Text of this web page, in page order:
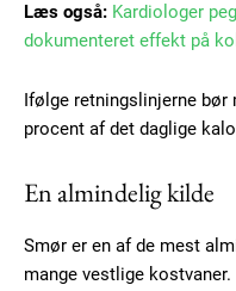
Læs også: Kardiologer
dokumenteret effekt på
Ifølge retningslinjerne
procent af det daglige
En almindelig kilde
Smør er en af de mest
mange vestlige